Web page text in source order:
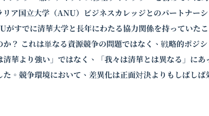
ア国立大学（ANU）ビジネスカレッジとのパートナーシ
すでに清華大学と長年にわたる協力関係を持っていた
？ これは単なる資源競争の問題ではなく、戦略的ポジシ
華より強い」ではなく、「我々は清華とは異なる」にあ
。競争環境において、差異化は正面対決よりもしばしば